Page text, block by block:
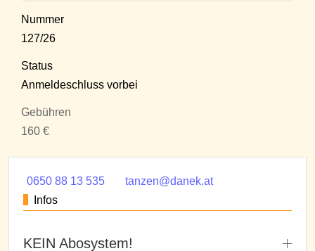
Nummer
127/26
Status
Anmeldeschluss vorbei
Gebühren
160 €
0650 88 13 535
tanzen@danek.at
Infos
KEIN Abosystem!